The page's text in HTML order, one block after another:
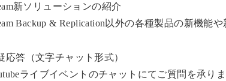
新ソリューションの紹介
Backup & Replication以外の各種製品の新機能
応答（文字チャット形式）
ライブイベントのチャットにてご質問を承りま